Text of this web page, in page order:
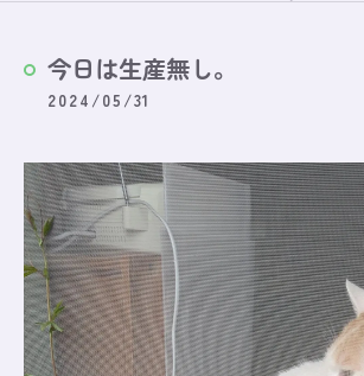
今日は生産無し。
2024/05/31